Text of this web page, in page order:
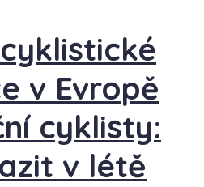
v Evropě
cyklisty:
v létě